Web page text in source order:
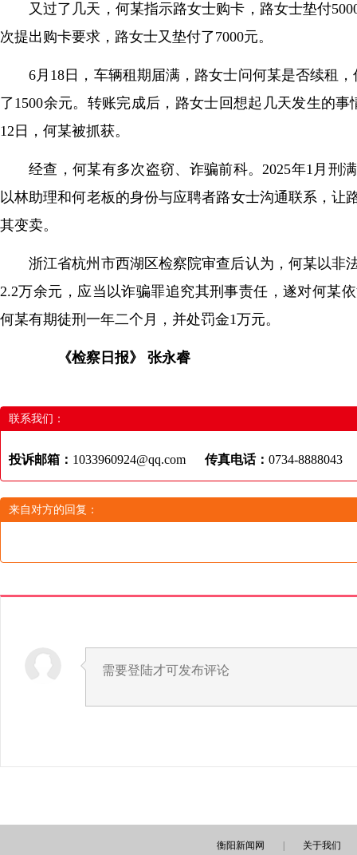
又过了几天，何某指示路女士购卡，路女士垫付
次提出购卡要求，路女士又垫付了7000元。
6月18日，车辆租期届满，路女士问何某是否续租
了1500余元。转账完成后，路女士回想起几天发生的
12日，何某被抓获。
经查，何某有多次盗窃、诈骗前科。2025年1月刑
以林助理和何老板的身份与应聘者路女士沟通联系，让
其变卖。
浙江省杭州市西湖区检察院审查后认为，何某以非
2.2万余元，应当以诈骗罪追究其刑事责任，遂对何某
何某有期徒刑一年二个月，并处罚金1万元。
《检察日报》 张永睿
联系我们：
投诉邮箱： 1033960924@qq.com 传真电话： 0734-8888043
来自对方的回复：
衡阳新闻网 关于我们